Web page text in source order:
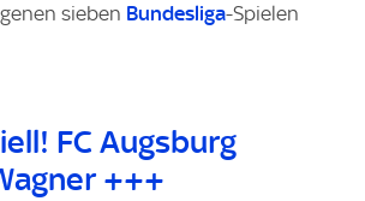
sieben Bundesliga-Spielen
FC Augsburg
+++